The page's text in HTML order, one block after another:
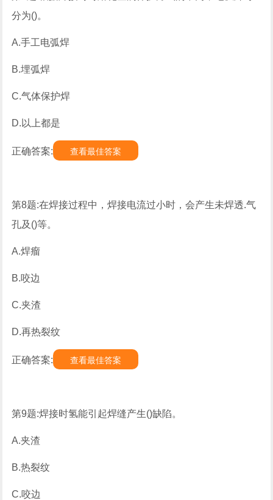
分为()。
A.手工电弧焊
B.埋弧焊
C.气体保护焊
D.以上都是
正确答案: 查看最佳答案
第8题:在焊接过程中，焊接电流过小时，会产生未焊透.气
孔及()等。
A.焊瘤
B.咬边
C.夹渣
D.再热裂纹
正确答案: 查看最佳答案
第9题:焊接时氢能引起焊缝产生()缺陷。
A.夹渣
B.热裂纹
C.咬边